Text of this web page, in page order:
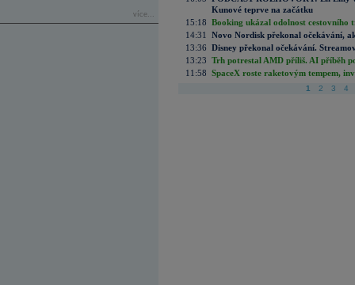
více...
Kunové teprve na začátku
15:18 Booking ukázal odolnost cestovního
14:31
Novo Nordisk překonal očekávání,
13:36 Disney překonal očekávání.
13:23 Trh potrestal AMD příliš. AI příběh
11:58 SpaceX roste raketovým tempem,
1 2 3 4